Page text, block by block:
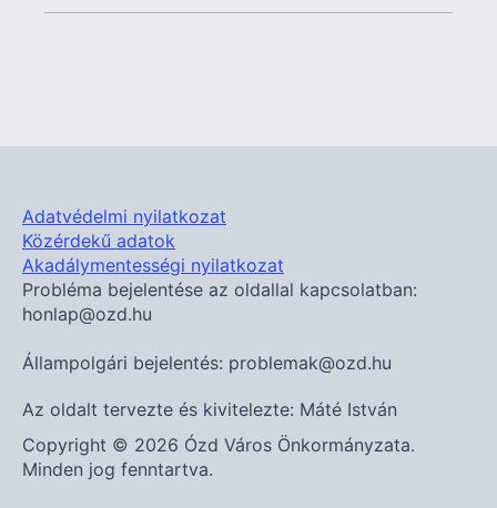
Adatvédelmi nyilatkozat
Közérdekű adatok
Akadálymentességi nyilatkozat
Probléma bejelentése az oldallal kapcsolatban:
honlap@ozd.hu
Állampolgári bejelentés: problemak@ozd.hu
Az oldalt tervezte és kivitelezte: Máté István
Copyright © 2026 Ózd Város Önkormányzata.
Minden jog fenntartva.